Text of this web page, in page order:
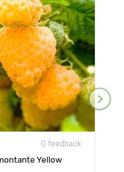
0 feedback
Yellow